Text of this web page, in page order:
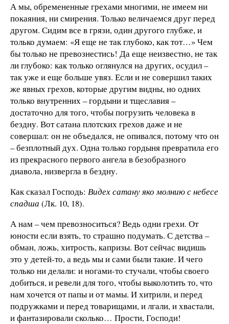
А мы, обремененные грехами многими, не имеем ни
покаяния, ни смирения. Только величаемся друг перед
другом. Сидим все в грязи, один другого глубже, и
только думаем: «Я еще не так глубоко, как тот…» Чем
бы только не превознестись! Да еще неизвестно, не так
ли глубоко: как только оглянулся на других, осудил –
так уже и еще больше увяз. Если и не совершил таких
же явных грехов, которые другим видны, но одних
только внутренних – гордыни и тщеславия –
достаточно для того, чтобы погрузить человека в
бездну. Вот сатана плотских грехов даже и не
совершал: он не объедался, не опивался, потому что он
– безплотный дух. Одна только гордыня превратила его
из прекрасного первого ангела в безобразного
диавола, низвергла в бездну.
Как сказал Господь: Видех сатану яко молнию с небесе
спадша (Лк. 10, 18).
А нам – чем превозноситься? Ведь одни грехи. От
юности если взять, то страшно подумать. С детства –
обман, ложь, хитрость, капризы. Вот сейчас видишь
это у детей-то, а ведь мы и сами были такие. И чего
только ни делали: и ногами-то стучали, чтобы своего
добиться, и ревели для того, чтобы выколотить то, что
нам хочется от папы и от мамы. И хитрили, и перед
подружками и перед товарищами, и лгали, и хвастали,
и фантазировали сколько… Прости, Господи!